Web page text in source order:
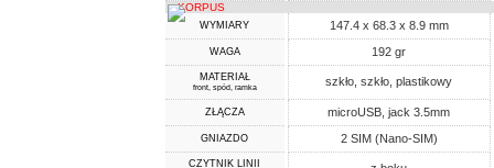
KORPUS
WYMIARY 147.4 x 68.3 x 8.9 mm
WAGA 192 gr
MATERIAŁ
front, spód, ramka szkło, szkło, plastikowy
ZŁĄCZA microUSB, jack 3.5mm
GNIAZDO 2 SIM (Nano-SIM)
CZYTNIK LINII